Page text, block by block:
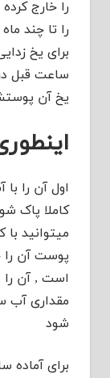
را خارج
را تا چند
برای یخ
ساعت قبل
یخ آن
اول آن را
کاملا پاک
میتوانید
پوست آن را
است , آن را
مقداری آب
شود
برای آماده